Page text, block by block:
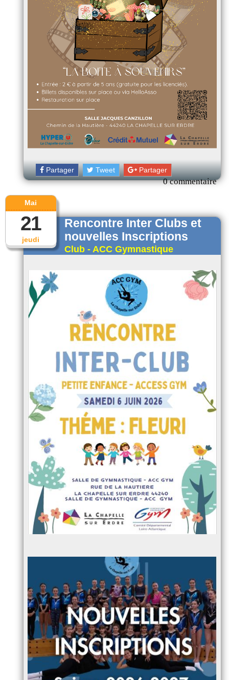
Partager Tweet Partager
0 commentaire
jeudi
Mai
21
Rencontre Inter Clubs et
nouvelles Inscriptions
Club - ACC Gymnastique